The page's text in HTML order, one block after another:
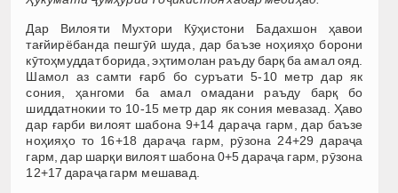
Дар Вилояти Мухтори Кӯҳистони Бадахшон ҳавои
тағйирёбанда пешгӯӣ шуда, дар баъзе ноҳияҳо борони
кӯтоҳмуддат борида, эҳтимолан раъду барқ ба амал ояд.
Шамол аз самти ғарб бо суръати 5-10 метр дар як
сония, ҳангоми ба амал омадани раъду барқ бо
шиддатнокии то 10-15 метр дар як сония мевазад. Ҳаво
дар ғарби вилоят шабона 9+14 дараҷа гарм, дар баъзе
ноҳияҳо то 16+18 дараҷа гарм, рӯзона 24+29 дараҷа
гарм, дар шарқи вилоят шабона 0+5 дараҷа гарм, рӯзона
12+17 дараҷа гарм мешавад.